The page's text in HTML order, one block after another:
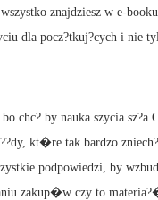
znajdziesz w e-
dla pocz?tkuj?cych i nie
chc? by nauka szycia sz?a
kt�re tak bardzo
podpowiedzi, by
zakup�w czy to